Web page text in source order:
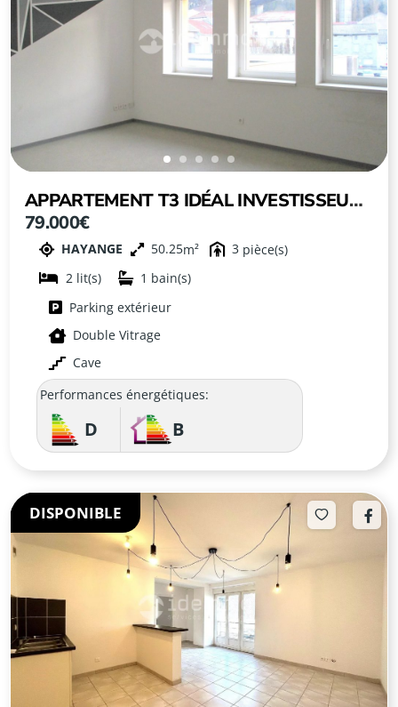
APPARTEMENT T3 IDÉAL INVESTISSEURS
AU CENTRE VILLE D’HAYANGE
79.000€
HAYANGE 50.25
3
2
1
Parking extérieur
Double Vitrage
Cave
Performances énergétiques:
D B
DISPONIBLE